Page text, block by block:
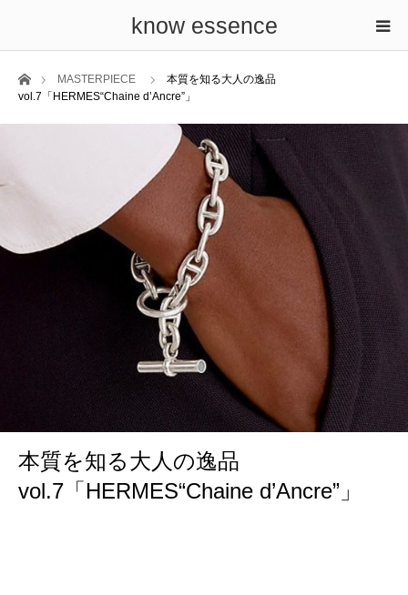
know essence
ホームMASTERPIECE
本質を知る大人の逸品
vol.7「HERMES“Chaine d’Ancre”」
本質を知る大人の逸品
vol.7「HERMES“Chaine d’Ancre”」